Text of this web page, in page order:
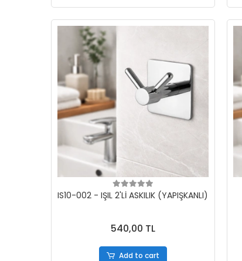
IS10-002 - IŞIL 2'Lİ ASKILIK (YAPIŞKANLI)
540,00 TL
Add to cart